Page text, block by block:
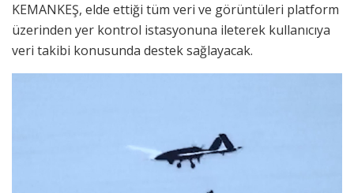
KEMANKEŞ, elde ettiği tüm veri ve görüntüleri platform
üzerinden yer kontrol istasyonuna ileterek kullanıcıya
veri takibi konusunda destek sağlayacak.